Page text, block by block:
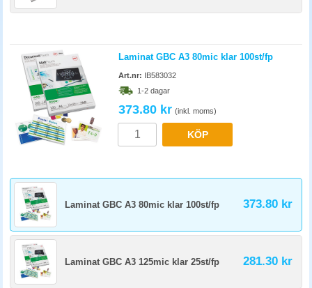
Laminat GBC A3 80mic klar 100st/fp
Art.nr: IB583032
1-2 dagar
373.80 kr (inkl. moms)
KÖP
Laminat GBC A3 80mic klar 100st/fp 373.80 kr
Laminat GBC A3 125mic klar 25st/fp 281.30 kr